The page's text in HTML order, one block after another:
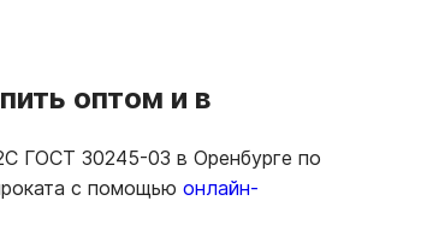
оптом и в
ГОСТ 30245-03 в Оренбурге по
с помощью онлайн-